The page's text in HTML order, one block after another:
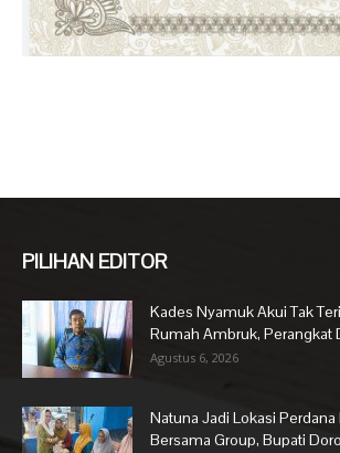
PILIHAN EDITOR
Kades Nyamuk Akui Tak
Rumah Ambruk, Perangkat
Agustus 6, 2026
Natuna Jadi Lokasi
Bersama Group, Bupati